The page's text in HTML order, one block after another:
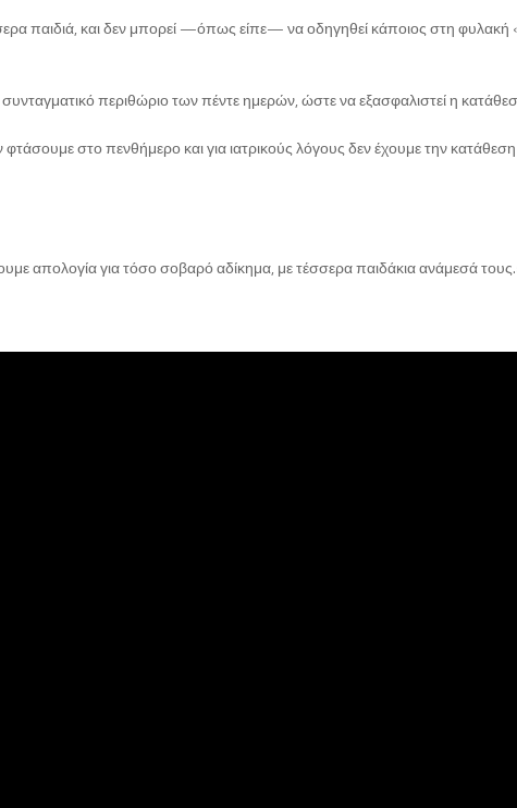
παιδιά, και δεν μπορεί —όπως είπε— να οδηγηθεί κάποιος στη φυλακή
συνταγματικό περιθώριο των πέντε ημερών, ώστε να εξασφαλιστεί η
στο πενθήμερο και για ιατρικούς λόγους δεν έχουμε την κατάθεση
απολογία για τόσο σοβαρό αδίκημα, με τέσσερα παιδάκια ανάμεσά